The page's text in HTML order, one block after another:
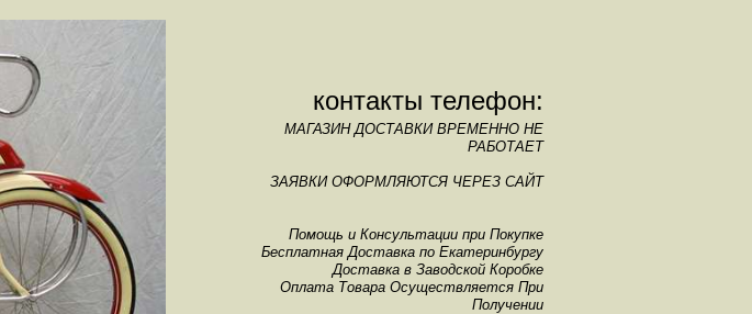
контакты телефон:
МАГАЗИН ДОСТАВКИ ВРЕМЕННО НЕ
РАБОТАЕТ
ЗАЯВКИ ОФОРМЛЯЮТСЯ ЧЕРЕЗ САЙТ
Помощь и Консультации при Покупке
Бесплатная Доставка по Екатеринбургу
Доставка в Заводской Коробке
Оплата Товара Осуществляется При
Получении